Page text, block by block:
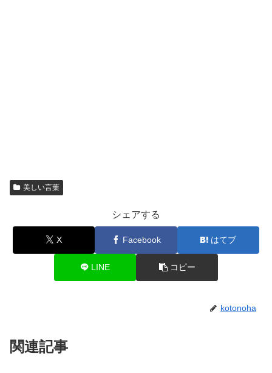
美しい言葉
シェアする
X Facebook はてブ
LINE コピー
kotonoha
関連記事